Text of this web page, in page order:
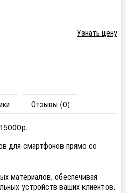
Узнать цену
Отзывы (0)
для смартфонов прямо со
материалов, обеспечивая
устройств ваших клиентов.